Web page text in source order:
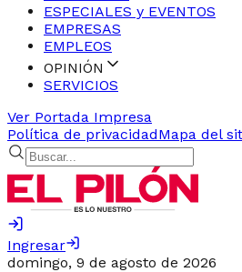
ESPECIALES y EVENTOS
EMPRESAS
EMPLEOS
OPINIÓN
SERVICIOS
Ver Portada Impresa
Política de privacidadMapa del
Ingresar
domingo, 9 de agosto de 2026